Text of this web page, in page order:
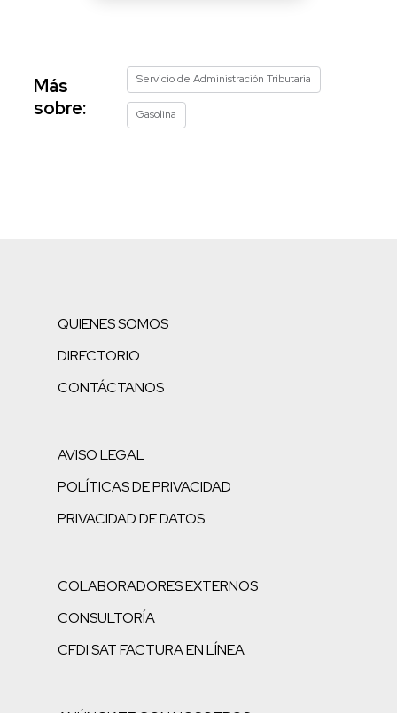
Más
sobre:
Servicio de Administración Tributaria
Gasolina
QUIENES SOMOS
DIRECTORIO
CONTÁCTANOS
AVISO LEGAL
POLÍTICAS DE PRIVACIDAD
PRIVACIDAD DE DATOS
COLABORADORES EXTERNOS
CONSULTORÍA
CFDI SAT FACTURA EN LÍNEA